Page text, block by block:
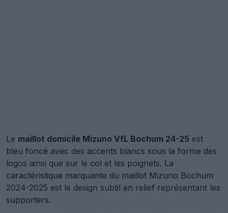
Le maillot domicile Mizuno VfL Bochum 24-25 est
bleu foncé avec des accents blancs sous la forme des
logos ainsi que sur le col et les poignets. La
caractéristique marquante du maillot Mizuno Bochum
2024-2025 est le design subtil en relief représentant les
supporters.